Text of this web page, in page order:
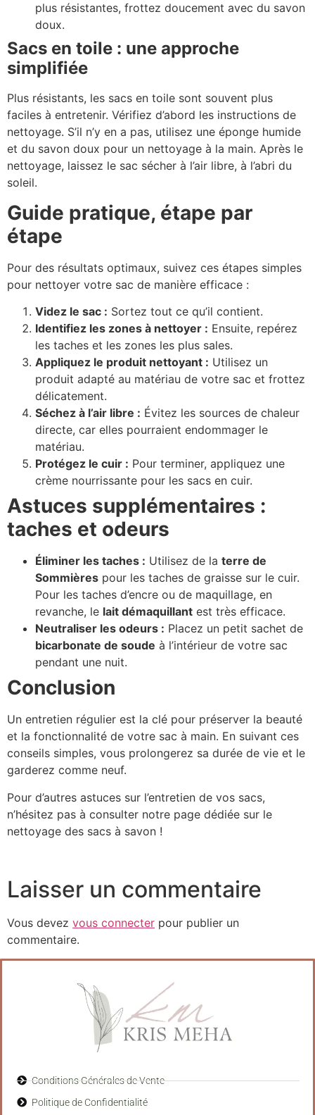
plus résistantes, frottez doucement avec du savon
doux.
Sacs en toile : une approche
simplifiée
Plus résistants, les sacs en toile sont souvent plus
faciles à entretenir. Vérifiez d’abord les instructions de
nettoyage. S’il n’y en a pas, utilisez une éponge humide
et du savon doux pour un nettoyage à la main. Après le
nettoyage, laissez le sac sécher à l’air libre, à l’abri du
soleil.
Guide pratique, étape par
étape
Pour des résultats optimaux, suivez ces étapes simples
pour nettoyer votre sac de manière efficace :
Videz le sac : Sortez tout ce qu’il contient.
Identifiez les zones à nettoyer : Ensuite, repérez
les taches et les zones les plus sales.
Appliquez le produit nettoyant : Utilisez un
produit adapté au matériau de votre sac et frottez
délicatement.
Séchez à l’air libre : Évitez les sources de chaleur
directe, car elles pourraient endommager le
matériau.
Protégez le cuir : Pour terminer, appliquez une
crème nourrissante pour les sacs en cuir.
Astuces supplémentaires :
taches et odeurs
Éliminer les taches : Utilisez de la terre de
Sommières pour les taches de graisse sur le cuir.
Pour les taches d’encre ou de maquillage, en
revanche, le lait démaquillant est très efficace.
Neutraliser les odeurs : Placez un petit sachet de
bicarbonate de soude à l’intérieur de votre sac
pendant une nuit.
Conclusion
Un entretien régulier est la clé pour préserver la beauté
et la fonctionnalité de votre sac à main. En suivant ces
conseils simples, vous prolongerez sa durée de vie et le
garderez comme neuf.
Pour d’autres astuces sur l’entretien de vos sacs,
n’hésitez pas à consulter notre page dédiée sur le
nettoyage des sacs à savon !
Laisser un commentaire
Vous devez vous connecter pour publier un
commentaire.
Conditions Générales de Vente
Politique de Confidentialité